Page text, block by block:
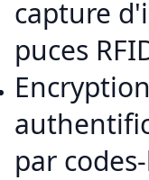
capture
puces
par